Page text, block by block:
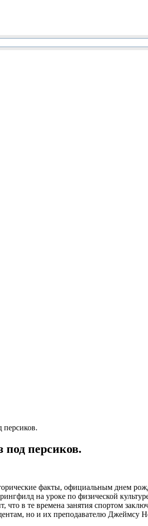
персиков.
персиков.
факты, официальным днем
на уроке по физической
что в те времена занятия спортом
но и их преподавателю Джеймсу